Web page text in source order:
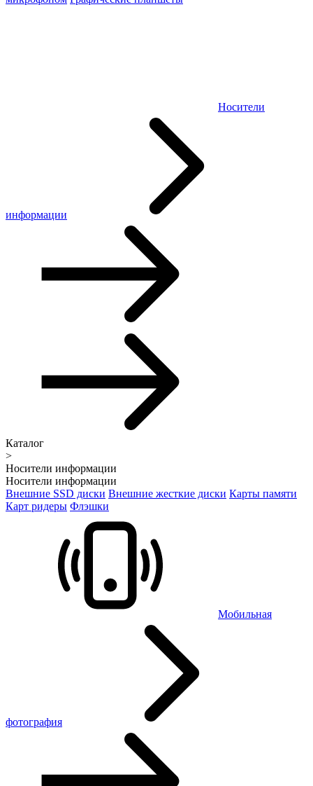
Носители
информации
Каталог
>
Носители информации
Носители информации
Внешние SSD диски Внешние жесткие диски Карты памяти
Карт ридеры Флэшки
Мобильная
фотография